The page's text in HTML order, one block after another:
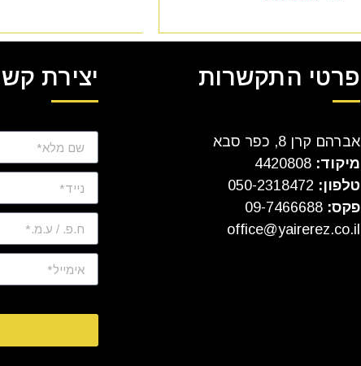
פרטי התקשרות
אברהם קרן 8, כפר סבא
מיקוד:
טלפון:
פקס: 09-7466688
office@yairerez.co.il
יצירת